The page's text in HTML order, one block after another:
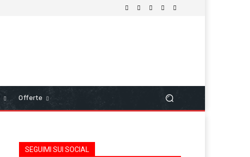
Offerte
SEGUIMI SUI SOCIAL